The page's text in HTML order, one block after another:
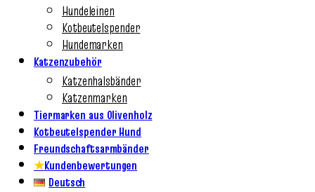
Hundeleinen
Kotbeutelspender
Hundemarken
Katzenzubehör
Katzenhalsbänder
Katzenmarken
Tiermarken aus Olivenholz
Kotbeutelspender Hund
Freundschaftsarmbänder
★Kundenbewertungen
Deutsch